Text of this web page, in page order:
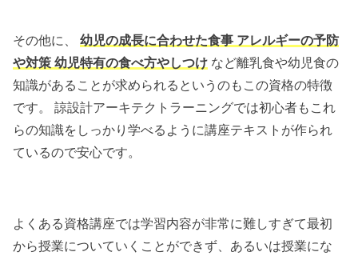
その他に、幼児の成長に合わせた食事 アレルギーの予防
や対策 幼児特有の食べ方やしつけ など離乳食や幼児食の
知識があることが求められるというのもこの資格の特徴
です。 諒設計アーキテクトラーニングでは初心者もこれ
らの知識をしっかり学べるように講座テキストが作られ
ているので安心です。
よくある資格講座では学習内容が非常に難しすぎて最初
から授業についていくことができず、あるいは授業にな